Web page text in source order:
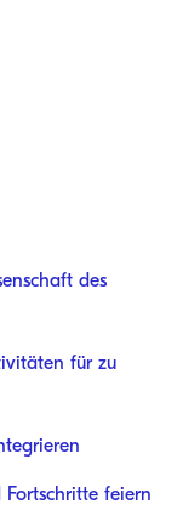
des
für zu
Fortschritte feiern